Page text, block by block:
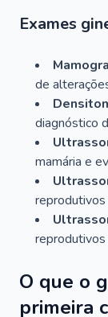
Exames
de
diagnóstico
mamária e
reprodutivos
reprodutivos
O que o
primeira